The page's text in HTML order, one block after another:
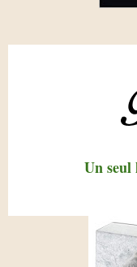
Un seul